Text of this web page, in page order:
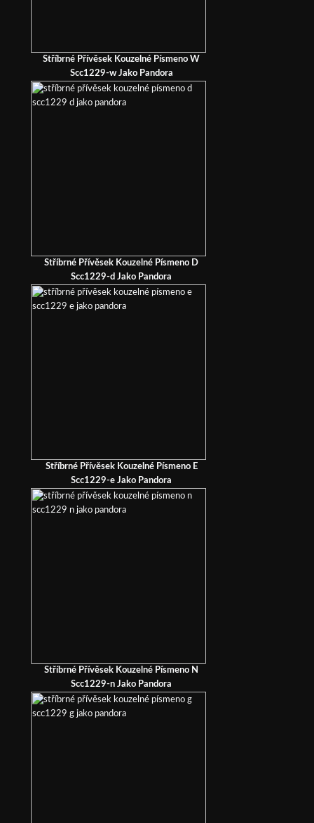
Stříbrné Přívěsek Kouzelné Písmeno W
Scc1229-w Jako Pandora
Stříbrné Přívěsek Kouzelné Písmeno D
Scc1229-d Jako Pandora
Stříbrné Přívěsek Kouzelné Písmeno E
Scc1229-e Jako Pandora
Stříbrné Přívěsek Kouzelné Písmeno N
Scc1229-n Jako Pandora